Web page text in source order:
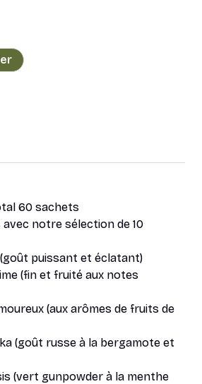
60 sachets
notre sélection de 10
puissant et éclatant)
(fin et fruité aux notes
(aux arômes de fruits de
(goût russe à la bergamote et
(vert gunpowder à la menthe